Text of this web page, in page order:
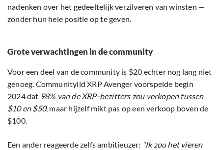
nadenken over het gedeeltelijk verzilveren van winsten —
zonder hun hele positie op te geven.
Grote verwachtingen in de community
Voor een deel van de community is $20 echter nog lang niet
genoeg. Communitylid XRP Avenger voorspelde begin
2024 dat 98% van de XRP-bezitters zou verkopen tussen
$10 en $50, maar hijzelf mikt pas op een verkoop boven de
$100.
Een ander reageerde zelfs ambitieuzer: “Ik zou het vieren